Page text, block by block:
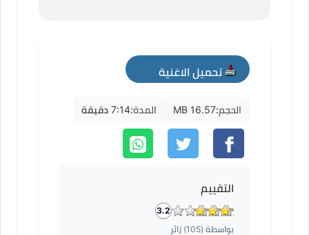
تحميل الاغنية
mp3
الحجم:16.57 MB المدة:7:14 دقيقة
التقييم
3.2
بواسطة (105) زائر